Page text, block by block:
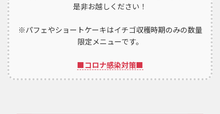
是非お越しください！
※パフェやショートケーキはイチゴ収穫時期のみの数量
限定メニューです。
■コロナ感染対策■